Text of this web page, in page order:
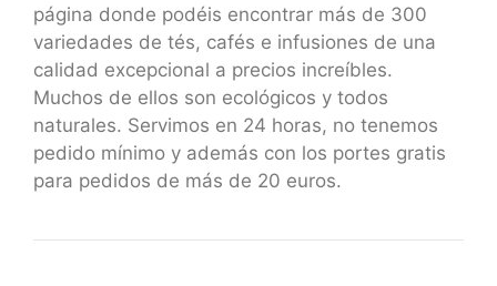
página donde podéis encontrar más de 300
variedades de tés, cafés e infusiones de una
calidad excepcional a precios increíbles.
Muchos de ellos son ecológicos y todos
naturales. Servimos en 24 horas, no tenemos
pedido mínimo y además con los portes gratis
para pedidos de más de 20 euros.